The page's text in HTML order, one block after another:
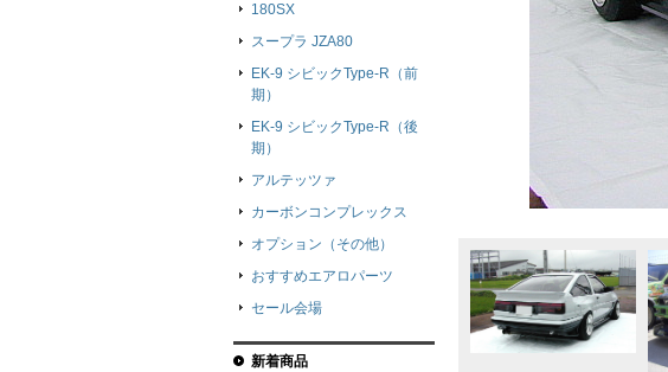
180SX
スープラ JZA80
EK-9 シビックType-R（前
期）
EK-9 シビックType-R（後
期）
アルテッツァ
カーボンコンプレックス
オプション（その他）
おすすめエアロパーツ
セール会場
新着商品